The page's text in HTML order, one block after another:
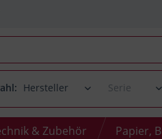
& Zubehör Papier,